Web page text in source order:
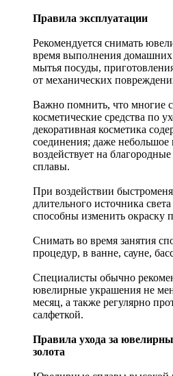
Правила эксплуатации
Рекомендуется снимать
время выполнения домашних
мытья посуды,
от механических
Важно помнить, что многие
косметические средства по
декоративная косметика
соединения; даже небольшое
воздействует на
сплавы.
При воздействии
длительного источника
способны изменить окраску
Снимать во время занятия
процедур, в ванне, сауне,
Специалисты обычно
ювелирные украшения не
месяц, а также регулярно
салфеткой.
Правила ухода за
золота